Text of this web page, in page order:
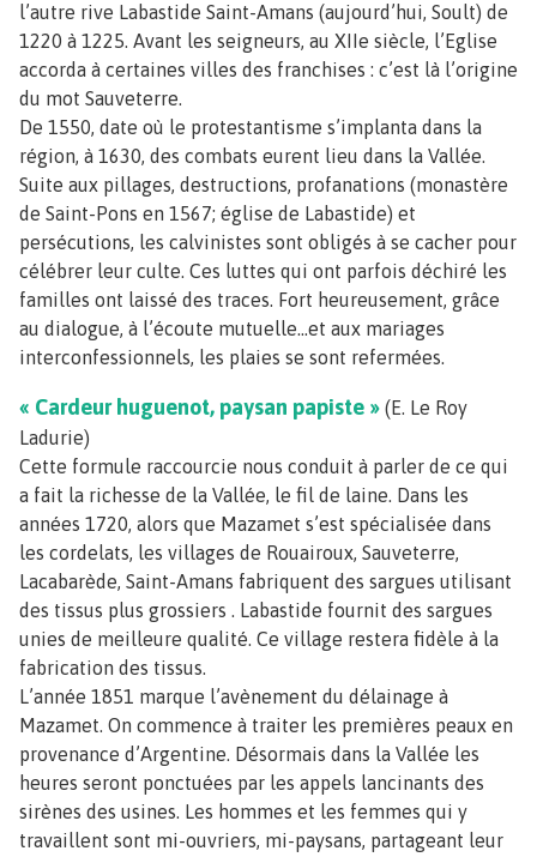
l’autre rive Labastide Saint-Amans (aujourd’hui, Soult) de
1220 à 1225. Avant les seigneurs, au XIIe siècle, l’Eglise
accorda à certaines villes des franchises : c’est là l’origine
du mot Sauveterre.
De 1550, date où le protestantisme s’implanta dans la
région, à 1630, des combats eurent lieu dans la Vallée.
Suite aux pillages, destructions, profanations (monastère
de Saint-Pons en 1567; église de Labastide) et
persécutions, les calvinistes sont obligés à se cacher pour
célébrer leur culte. Ces luttes qui ont parfois déchiré les
familles ont laissé des traces. Fort heureusement, grâce
au dialogue, à l’écoute mutuelle…et aux mariages
interconfessionnels, les plaies se sont refermées.
« Cardeur huguenot, paysan papiste » (E. Le Roy
Ladurie)
Cette formule raccourcie nous conduit à parler de ce qui
a fait la richesse de la Vallée, le fil de laine. Dans les
années 1720, alors que Mazamet s’est spécialisée dans
les cordelats, les villages de Rouairoux, Sauveterre,
Lacabarède, Saint-Amans fabriquent des sargues utilisant
des tissus plus grossiers . Labastide fournit des sargues
unies de meilleure qualité. Ce village restera fidèle à la
fabrication des tissus.
L’année 1851 marque l’avènement du délainage à
Mazamet. On commence à traiter les premières peaux en
provenance d’Argentine. Désormais dans la Vallée les
heures seront ponctuées par les appels lancinants des
sirènes des usines. Les hommes et les femmes qui y
travaillent sont mi-ouvriers, mi-paysans, partageant leur